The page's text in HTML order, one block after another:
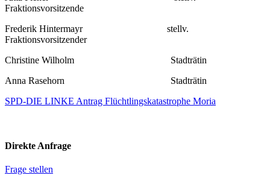
Fraktionsvorsitzende
Frederik Hintermayr stellv.
Fraktionsvorsitzender
Christine Wilholm Stadträtin
Anna Rasehorn Stadträtin
SPD-DIE LINKE Antrag Flüchtlingskatastrophe Moria
Direkte Anfrage
Frage stellen